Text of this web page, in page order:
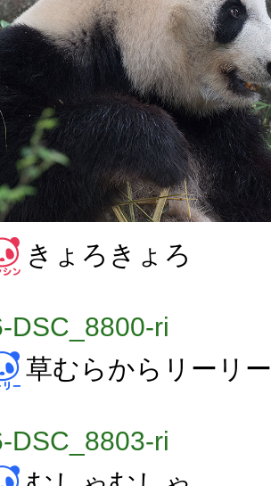
きょろきょろ
草むらからリーリー